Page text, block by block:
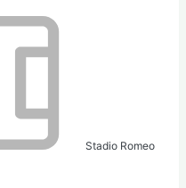
Stadio Romeo